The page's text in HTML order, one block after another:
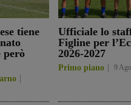
tiene
però
Ufficiale lo
Figline per
2026-2027
Primo piano 9